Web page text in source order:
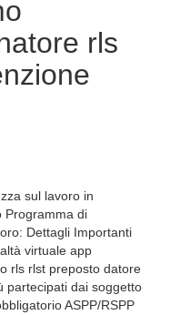
rls
sul lavoro in
Programma di
Dettagli Importanti
virtuale app
rls rlst preposto datore
partecipati dai soggetto
ASPP/RSPP